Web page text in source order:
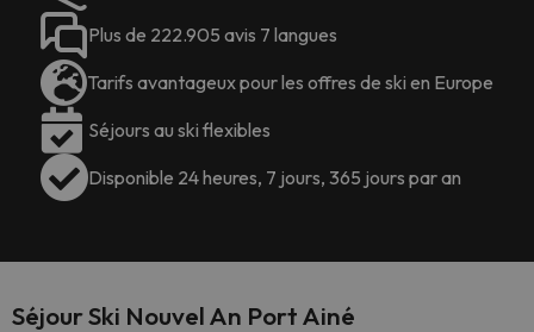
Plus de 222.905 avis 7 langues
Tarifs avantageux pour les offres de ski en Europe
Séjours au ski flexibles
Disponible 24 heures, 7 jours, 365 jours par an
Séjour Ski Nouvel An Port Ainé